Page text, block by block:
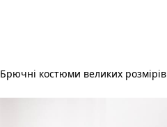
Брючні костюми великих розмірів